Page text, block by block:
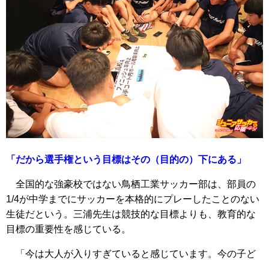
「だから選手権という目標はその（目的の）下にある」
全国的な強豪校ではない鳥栖工業サッカー部は、部員の
1/4が中学までにサッカーを本格的にプレーしたことのない
生徒だという。三浦先生は競技的な目標よりも、教育的な
目標の重要性を感じている。
「今は大人が入りすぎていると感じています。今の子ど